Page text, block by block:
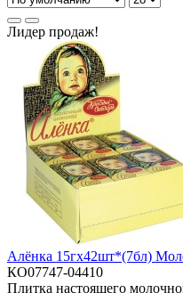
Лидер продаж!
Алёнка 15гх42шт*(7бл)
КО07747-04410
Плитка настоящего